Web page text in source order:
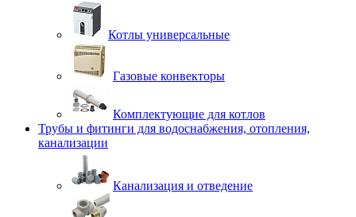
Котлы универсальные
Газовые конвекторы
Комплектующие для котлов
Трубы и фитинги для водоснабжения, отопления,
канализации
Канализация и отведение